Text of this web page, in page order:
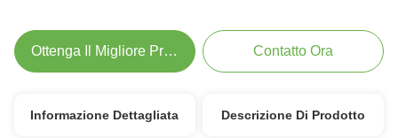
Ottenga Il Migliore Prezzo Contatto Ora
Informazione Dettagliata Descrizione Di Prodotto